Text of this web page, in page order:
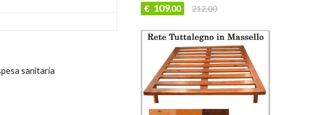
sanitaria
€ 109,00 212,00